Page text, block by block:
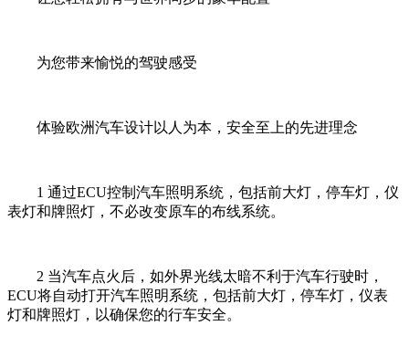
为您带来愉悦的驾驶感受
体验欧洲汽车设计以人为本，安全至上的先进理念
1 通过ECU控制汽车照明系统，包括前大灯，停车灯，仪
表灯和牌照灯，不必改变原车的布线系统。
2 当汽车点火后，如外界光线太暗不利于汽车行驶时，
ECU将自动打开汽车照明系统，包括前大灯，停车灯，仪表
灯和牌照灯，以确保您的行车安全。